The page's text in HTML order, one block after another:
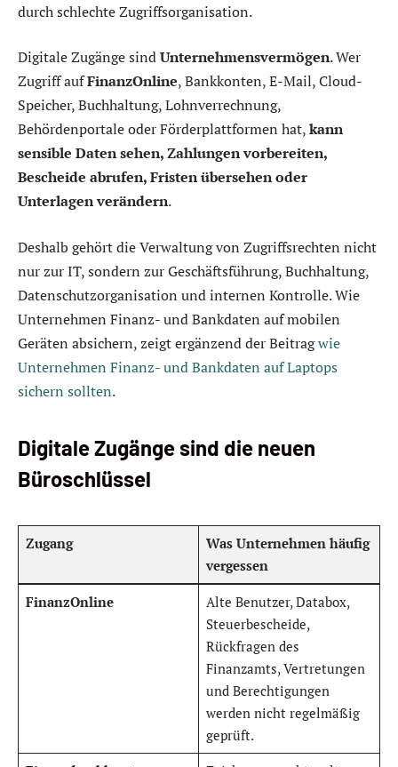
durch schlechte Zugriffsorganisation.
Digitale Zugänge sindUnternehmensvermögen. Wer
Zugriff aufFinanzOnline, Bankkonten, E-Mail, Cloud-
Speicher, Buchhaltung, Lohnverrechnung,
Behördenportale oder Förderplattformen hat,kann
sensible Daten sehen, Zahlungen vorbereiten,
Bescheide abrufen, Fristen übersehen oder
Unterlagen verändern.
Deshalb gehört die Verwaltung von Zugriffsrechten nicht
nur zur IT, sondern zur Geschäftsführung, Buchhaltung,
Datenschutzorganisation und internen Kontrolle. Wie
Unternehmen Finanz- und Bankdaten auf mobilen
Geräten absichern, zeigt ergänzend der Beitragwie
Unternehmen Finanz- und Bankdaten auf Laptops
sichern sollten.
Digitale Zugänge sind die neuen
Büroschlüssel
Zugang
Was Unternehmen häufig
vergessen
FinanzOnline
Alte Benutzer, Databox,
Steuerbescheide,
Rückfragen des
Finanzamts, Vertretungen
und Berechtigungen
werden nicht regelmäßig
geprüft.